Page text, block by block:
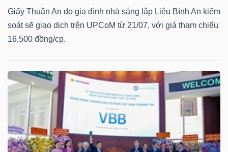
Giấy Thuận An do gia đình nhà sáng lập Liêu Bình An kiểm
soát sẽ giao dịch trên UPCoM từ 21/07, với giá tham chiếu
16,500 đồng/cp.
chính
Công